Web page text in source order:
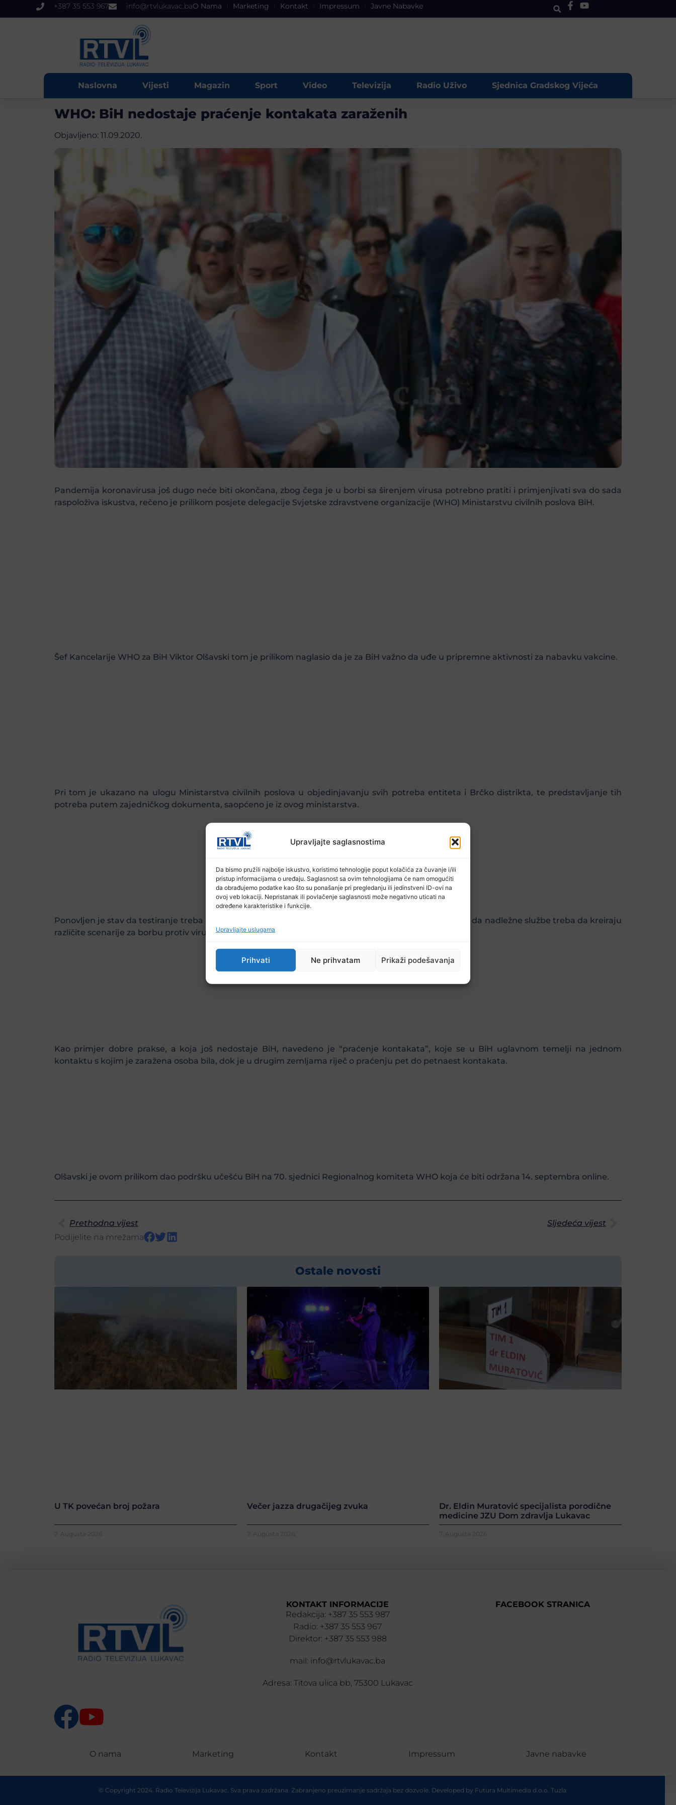
Upravljajte saglasnostima
Da bismo pružili najbolje iskustvo, koristimo tehnologije poput kolačića za čuvanje i/ili
pristup informacijama o uređaju. Saglasnost sa ovim tehnologijama će nam omogućiti
da obrađujemo podatke kao što su ponašanje pri pregledanju ili jedinstveni ID-ovi na
ovoj veb lokaciji. Nepristanak ili povlačenje saglasnosti može negativno uticati na
određene karakteristike i funkcije.
Upravljajte uslugama
Prihvati Ne prihvatam Prikaži podešavanja
+387 35 553 967 info@rtvlukavac.baO Nama Marketing Kontakt Impressum Javne Nabavke
Naslovna Vijesti Magazin Sport Video Televizija Radio Uživo Sjednica Gradskog Vijeća
WHO: BiH nedostaje praćenje kontakata zaraženih
Objavljeno: 11.09.2020.
Pandemija koronavirusa još dugo neće biti okončana, zbog čega je u borbi sa širenjem virusa potrebno pratiti i primjenjivati sva do sada
raspoloživa iskustva, rečeno je prilikom posjete delegacije Svjetske zdravstvene organizacije (WHO) Ministarstvu civilnih poslova BiH.
Šef Kancelarije WHO za BiH Viktor Olšavski tom je prilikom naglasio da je za BiH važno da uđe u pripremne aktivnosti za nabavku vakcine.
Pri tom je ukazano na ulogu Ministarstva civilnih poslova u objedinjavanju svih potreba entiteta i Brčko distrikta, te predstavljanje tih
potreba putem zajedničkog dokumenta, saopćeno je iz ovog ministarstva.
Ponovljen je stav da testiranje treba biti pojačano i da treba obuhvatiti mnogo veći broj stanovnika, a da nadležne službe treba da kreiraju
različite scenarije za borbu protiv virusa.
Kao primjer dobre prakse, a koja još nedostaje BiH, navedeno je “praćenje kontakata”, koje se u BiH uglavnom temelji na jednom
kontaktu s kojim je zaražena osoba bila, dok je u drugim zemljama riječ o praćenju pet do petnaest kontakata.
Olšavski je ovom prilikom dao podršku učešću BiH na 70. sjednici Regionalnog komiteta WHO koja će biti održana 14. septembra online.
Prethodna vijest
Sljedeća vijest
Podijelite na mrežama
Ostale novosti
U TK povećan broj požara
7. Augusta 2026.
Večer jazza drugačijeg zvuka
7. Augusta 2026.
Dr. Eldin Muratović specijalista porodične
medicine JZU Dom zdravlja Lukavac
7. Augusta 2026.
KONTAKT INFORMACIJE
Redakcija: +387 35 553 987
Radio: +387 35 553 967
Direktor: +387 35 553 988
mail: info@rtvlukavac.ba
Adresa: Titova ulica bb, 75300 Lukavac
FACEBOOK STRANICA
O nama Marketing Kontakt Impressum Javne nabavke
© Copyright 2024. Radio Televizija Lukavac. Sva prava zadržana. Zabranjeno preuzimanje sadržaja bez dozvole. Developed by Futura Multimedia d.o.o. Tuzla